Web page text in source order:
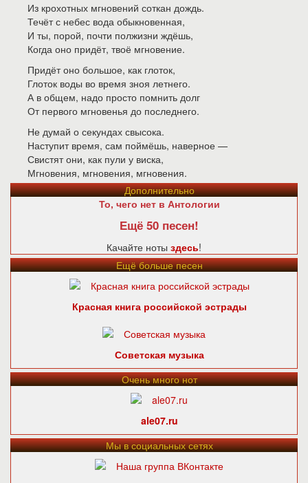
Из крохотных мгновений соткан дождь.
Течёт с небес вода обыкновенная,
И ты, порой, почти полжизни ждёшь,
Когда оно придёт, твоё мгновение.
Придёт оно большое, как глоток,
Глоток воды во время зноя летнего.
А в общем, надо просто помнить долг
От первого мгновенья до последнего.
Не думай о секундах свысока.
Наступит время, сам поймёшь, наверное —
Свистят они, как пули у виска,
Мгновения, мгновения, мгновения.
Дополнительно
То, чего нет в Антологии
Ещё 50 песен!
Качайте ноты здесь!
Ещё больше песен
Красная книга российской эстрады
Советская музыка
Очень много нот
ale07.ru
Мы в социальных сетях